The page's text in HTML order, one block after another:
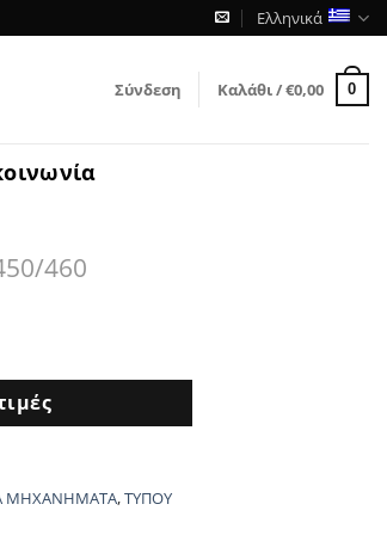
Ελληνικά
Σύνδεση Καλάθι /€0,00 0
460
ΜΗΧΑΝΗΜΑΤΑ,ΤΥΠΟΥ